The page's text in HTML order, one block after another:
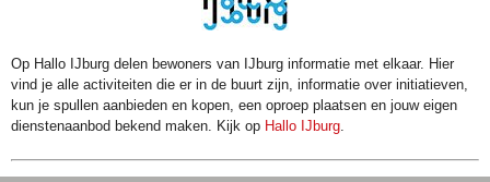
Op Hallo IJburg delen bewoners van IJburg informatie met elkaar. Hier
vind je alle activiteiten die er in de buurt zijn, informatie over initiatieven,
kun je spullen aanbieden en kopen, een oproep plaatsen en jouw eigen
dienstenaanbod bekend maken. Kijk op Hallo IJburg.